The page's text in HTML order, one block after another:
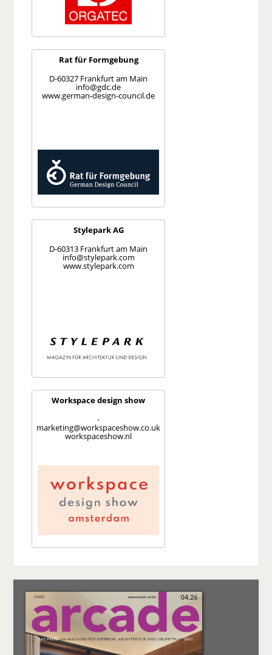
Rat für Formgebung
D-60327 Frankfurt am Main
info@gdc.de
www.german-design-council.de
Stylepark AG
D-60313 Frankfurt am Main
info@stylepark.com
www.stylepark.com
Workspace design show
-
marketing@workspaceshow.co.uk
workspaceshow.nl